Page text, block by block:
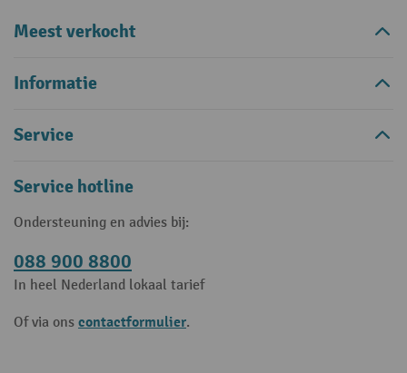
Meest verkocht
Informatie
Service
Service hotline
Ondersteuning en advies bij:
088 900 8800
In heel Nederland lokaal tarief
Of via ons contactformulier.